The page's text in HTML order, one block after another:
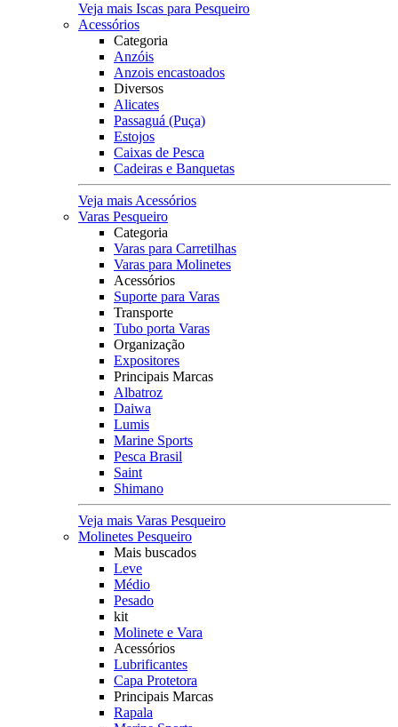
Veja mais Iscas para Pesqueiro
Acessórios
Categoria
Anzóis
Anzois encastoados
Diversos
Alicates
Passaguá (Puça)
Estojos
Caixas de Pesca
Cadeiras e Banquetas
Veja mais Acessórios
Varas Pesqueiro
Categoria
Varas para Carretilhas
Varas para Molinetes
Acessórios
Suporte para Varas
Transporte
Tubo porta Varas
Organização
Expositores
Principais Marcas
Albatroz
Daiwa
Lumis
Marine Sports
Pesca Brasil
Saint
Shimano
Veja mais Varas Pesqueiro
Molinetes Pesqueiro
Mais buscados
Leve
Médio
Pesado
kit
Molinete e Vara
Acessórios
Lubrificantes
Capa Protetora
Principais Marcas
Rapala